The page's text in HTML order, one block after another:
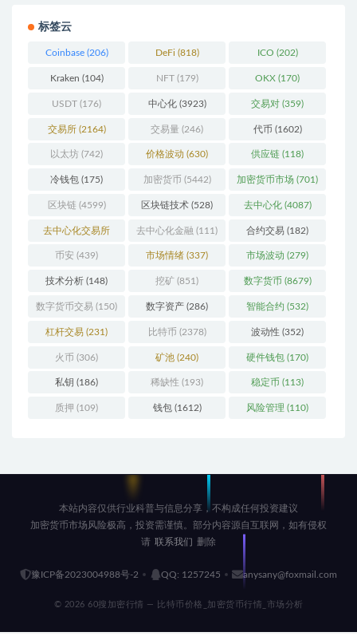
标签云
Coinbase(206) DeFi (818) ICO (202)
Kraken (104) NFT(179) OKX (170)
USDT (176) 中心化(3923) 交易对 (359)
交易所(2164) 交易量 (246) 代币 (1602)
以太坊 (742) 价格波动 (630) 供应链 (118)
冷钱包 (175) 加密货币 (5442) 加密货币市场 (701)
区块链(4599) 区块链技术 (528) 去中心化(4087)
去中心化交易所
(196)
去中心化金融 (111) 合约交易 (182)
币安 (439) 市场情绪 (337) 市场波动 (279)
技术分析 (148) 挖矿 (851) 数字货币 (8679)
数字货币交易 (150) 数字资产 (286) 智能合约 (532)
杠杆交易 (231) 比特币 (2378) 波动性 (352)
火币 (306) 矿池 (240) 硬件钱包 (170)
私钥 (186) 稀缺性 (193) 稳定币 (113)
质押 (109) 钱包(1612) 风险管理 (110)
本站内容仅供行业科普与信息分享，不构成任何投资建议
加密货币市场风险极高，投资需谨慎。部分内容源自互联网，如有侵权
请 联系我们 删除
豫ICP备2023004988号-2 QQ: 1257245 anysany@foxmail.com
© 2026 60搜加密行情 — 比特币价格_加密货币行情_市场分析